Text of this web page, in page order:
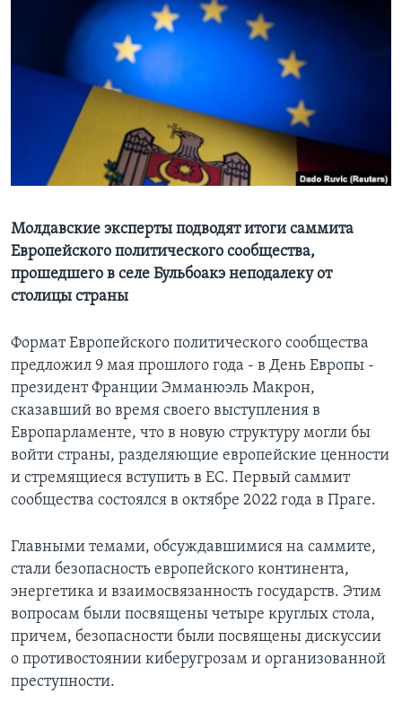
Learning English
СОЦИАЛЬНЫЕ СЕТИ
Языки
Молдавские эксперты подводят итоги саммита
Европейского политического сообщества,
прошедшего в селе Бульбоакэ неподалеку от
столицы страны
Формат Европейского политического сообщества
предложил 9 мая прошлого года - в День Европы -
президент Франции Эмманюэль Макрон,
сказавший во время своего выступления в
Европарламенте, что в новую структуру могли бы
войти страны, разделяющие европейские ценности
и стремящиеся вступить в ЕС. Первый саммит
сообщества состоялся в октябре 2022 года в Праге.
Главными темами, обсуждавшимися на саммите,
стали безопасность европейского континента,
энергетика и взаимосвязанность государств. Этим
вопросам были посвящены четыре круглых стола,
причем, безопасности были посвящены дискуссии
о противостоянии киберугрозам и организованной
преступности.